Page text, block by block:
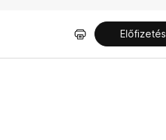
Előfizetés